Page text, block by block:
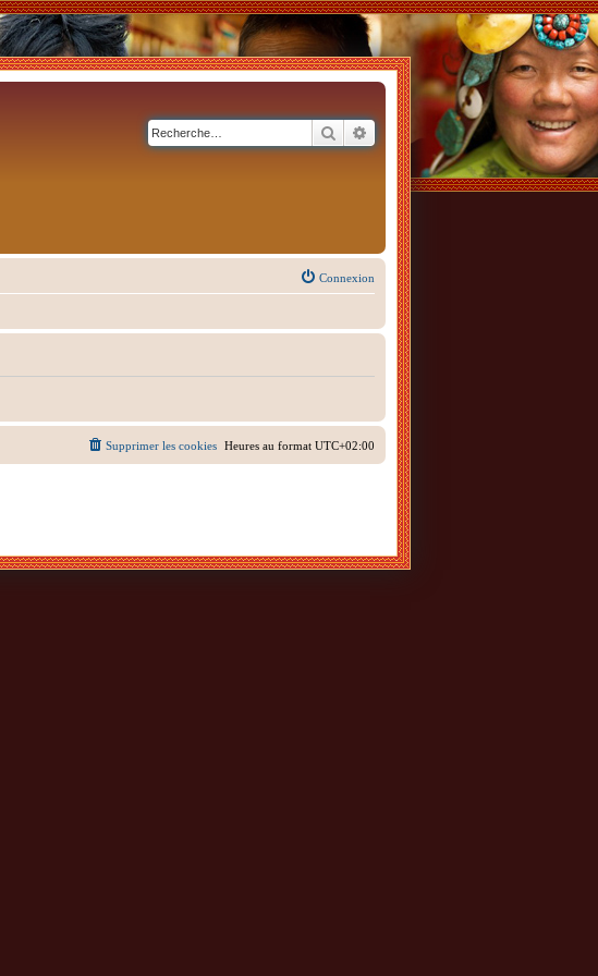
RechercherRecherche avancée
Connexion
Heures au format UTC+02:00
Supprimer les cookies